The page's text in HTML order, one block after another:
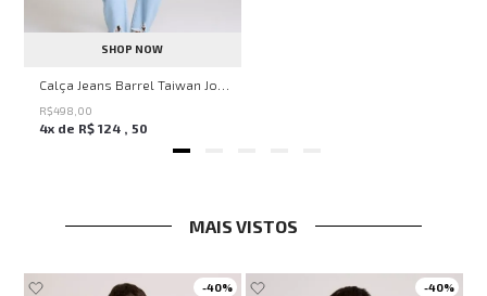
SHOP NOW
R$498 00
4x de R$ 124 50
MAIS VISTOS
-40% -40%